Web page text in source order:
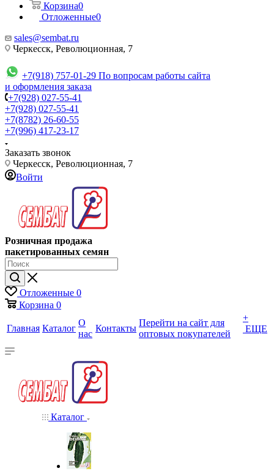
Корзина0
Отложенные0
sales@sembat.ru
Черкесск, Революционная, 7
+7(918) 757-01-29 По вопросам работы сайта
и оформления заказа
+7(928) 027-55-41
+7(928) 027-55-41
+7(8782) 26-60-55
+7(996) 417-23-17
Заказать звонок
Черкесск, Революционная, 7
Войти
Розничная продажа
пакетированных семян
Отложенные 0
Корзина 0
Главная Каталог
О
нас
Контакты
Перейти на сайт для
оптовых покупателей
+
ЕЩЕ
Каталог